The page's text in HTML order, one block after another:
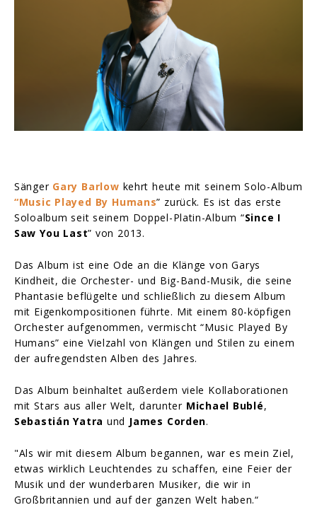
Sänger Gary Barlow kehrt heute mit seinem Solo-Album
“Music Played By Humans” zurück. Es ist das erste
Soloalbum seit seinem Doppel-Platin-Album “Since I
Saw You Last” von 2013.
Das Album ist eine Ode an die Klänge von Garys
Kindheit, die Orchester- und Big-Band-Musik, die seine
Phantasie beflügelte und schließlich zu diesem Album
mit Eigenkompositionen führte. Mit einem 80-köpfigen
Orchester aufgenommen, vermischt “Music Played By
Humans” eine Vielzahl von Klängen und Stilen zu einem
der aufregendsten Alben des Jahres.
Das Album beinhaltet außerdem viele Kollaborationen
mit Stars aus aller Welt, darunter Michael Bublé,
Sebastián Yatra und James Corden.
"Als wir mit diesem Album begannen, war es mein Ziel,
etwas wirklich Leuchtendes zu schaffen, eine Feier der
Musik und der wunderbaren Musiker, die wir in
Großbritannien und auf der ganzen Welt haben.“